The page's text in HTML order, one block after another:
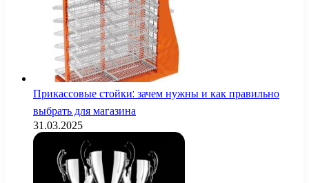
Прикассовые стойки: зачем нужны и как правильно
выбрать для магазина
31.03.2025